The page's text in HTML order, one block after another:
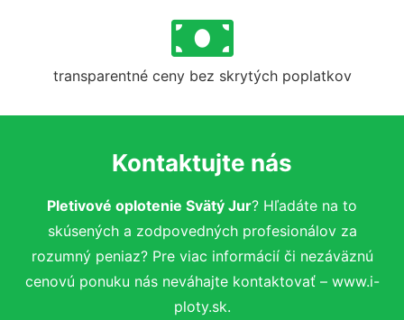
transparentné ceny bez skrytých poplatkov
Kontaktujte nás
Pletivové oplotenie Svätý Jur? Hľadáte na to
skúsených a zodpovedných profesionálov za
rozumný peniaz? Pre viac informácií či nezáväznú
cenovú ponuku nás neváhajte kontaktovať – www.i-
ploty.sk.